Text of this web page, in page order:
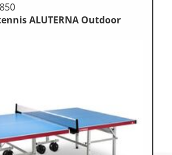
Cube Sports
Kampfsport
Klettern & Bouldern
ALUTERNA Outdoor